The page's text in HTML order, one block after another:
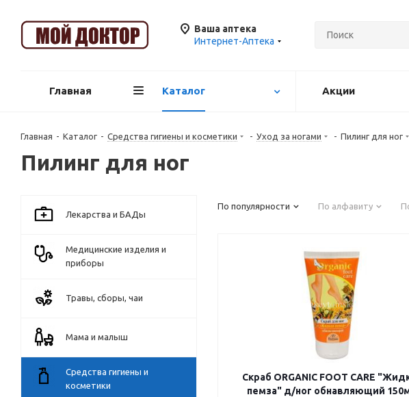
Ваша аптека
Интернет-Аптека
Главная Каталог Акции
Главная - Каталог - Средства гигиены и косметики - Уход за ногами - Пилинг для ног
Пилинг для ног
По популярности По алфавиту
Скраб ORGANIC FOOT CARE
пемза" д/ног обнавляющий
Лекарства и БАДы
Медицинские изделия и
приборы
Травы, сборы, чаи
Мама и малыш
Средства гигиены и
косметики